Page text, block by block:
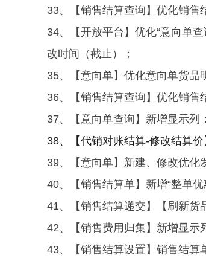
33、【销售结算查询】 优化销售
34、【开放平台】优化“意向单查
改时间（截止）；
35、【意向单】 优化意向单货品
36、【销售结算查询】优化销售
37、【意向单查询】新增显示列
38、【代销对账结算-修改结算价
39、【意向单】新建、修改优化
40、【销售结算单】新增“整单优
41、【销售结算递交】【刷新货
42、【销售费用归集】新增显示
43、【销售结算设置】销售结算